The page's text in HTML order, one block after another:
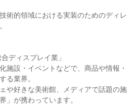
術的領域における実装のためのディレ
ディスプレイ業」
施設・イベントなどで、商品や情報・
る業界。
や好きな美術館、メディアで話題の施
」が携わっています。